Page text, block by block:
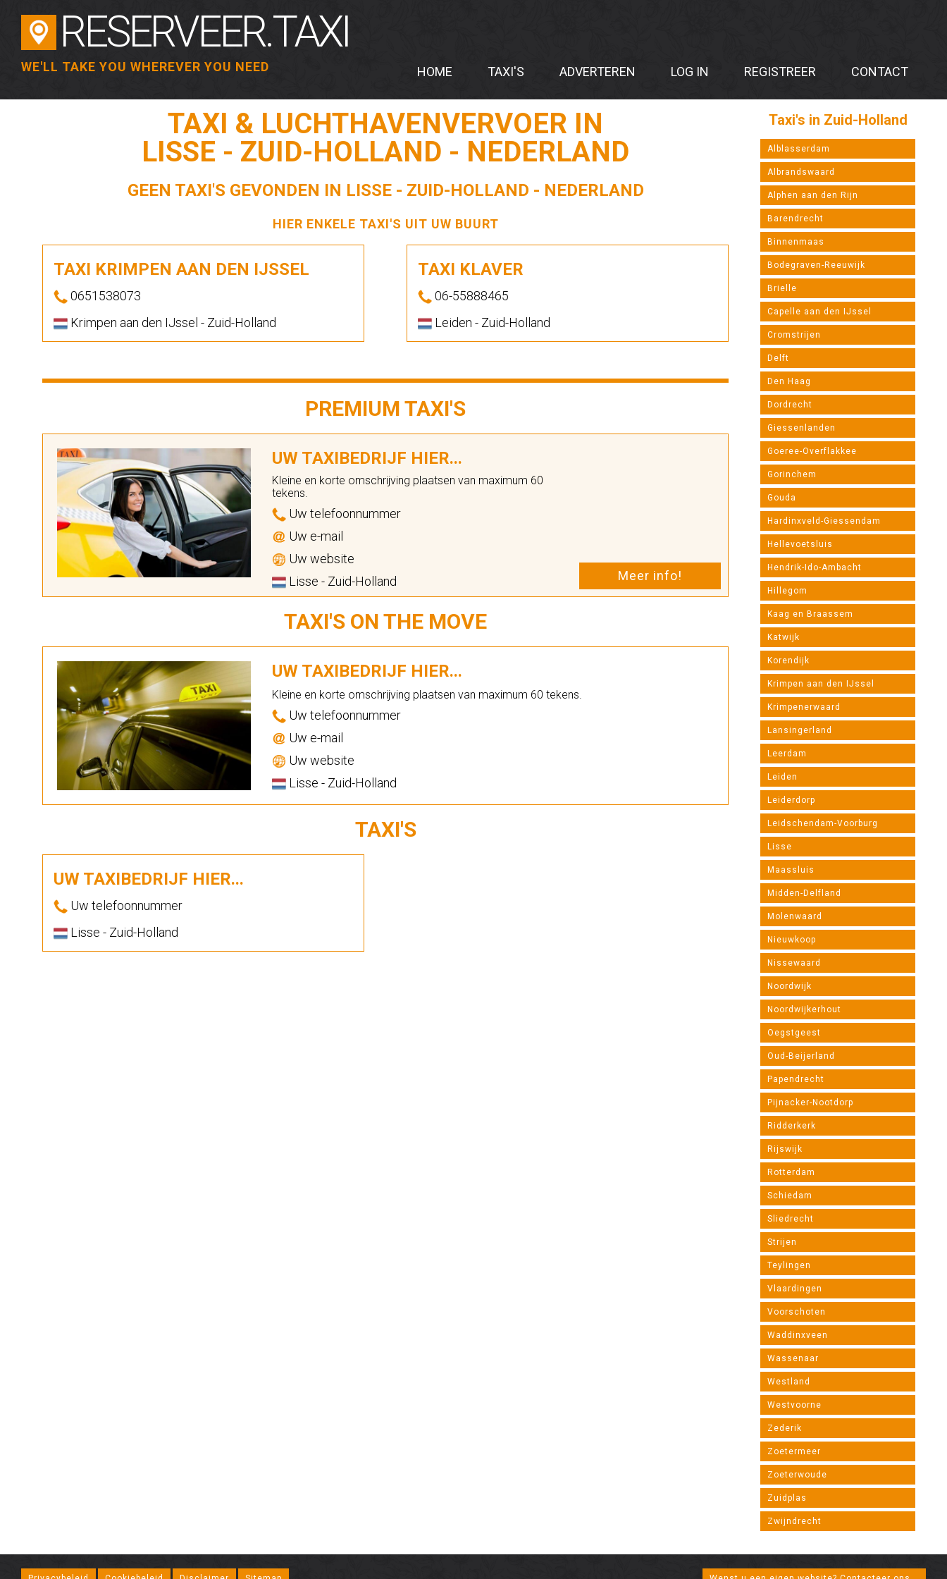
RESERVEER.TAXI
WE'LL TAKE YOU WHEREVER YOU NEED HOME TAXI'S ADVERTEREN LOG IN REGISTREER CONTACT
TAXI & LUCHTHAVENVERVOER IN
LISSE - ZUID-HOLLAND - NEDERLAND
GEEN TAXI'S GEVONDEN IN LISSE - ZUID-HOLLAND - NEDERLAND
HIER ENKELE TAXI'S UIT UW BUURT
TAXI KRIMPEN AAN DEN IJSSEL
0651538073
Krimpen aan den IJssel - Zuid-Holland
TAXI KLAVER
06-55888465
Leiden - Zuid-Holland
PREMIUM TAXI'S
UW TAXIBEDRIJF HIER...
Kleine en korte omschrijving plaatsen van maximum 60
tekens.
Uw telefoonnummer
Uw e-mail
Uw website
Lisse - Zuid-Holland
Meer info!
TAXI'S ON THE MOVE
UW TAXIBEDRIJF HIER...
Kleine en korte omschrijving plaatsen van maximum 60 tekens.
Uw telefoonnummer
Uw e-mail
Uw website
Lisse - Zuid-Holland
TAXI'S
UW TAXIBEDRIJF HIER...
Uw telefoonnummer
Lisse - Zuid-Holland
Taxi's in Zuid-Holland
Alblasserdam
Albrandswaard
Alphen aan den Rijn
Barendrecht
Binnenmaas
Bodegraven-Reeuwijk
Brielle
Capelle aan den IJssel
Cromstrijen
Delft
Den Haag
Dordrecht
Giessenlanden
Goeree-Overflakkee
Gorinchem
Gouda
Hardinxveld-Giessendam
Hellevoetsluis
Hendrik-Ido-Ambacht
Hillegom
Kaag en Braassem
Katwijk
Korendijk
Krimpen aan den IJssel
Krimpenerwaard
Lansingerland
Leerdam
Leiden
Leiderdorp
Leidschendam-Voorburg
Lisse
Maassluis
Midden-Delfland
Molenwaard
Nieuwkoop
Nissewaard
Noordwijk
Noordwijkerhout
Oegstgeest
Oud-Beijerland
Papendrecht
Pijnacker-Nootdorp
Ridderkerk
Rijswijk
Rotterdam
Schiedam
Sliedrecht
Strijen
Teylingen
Vlaardingen
Voorschoten
Waddinxveen
Wassenaar
Westland
Westvoorne
Zederik
Zoetermeer
Zoeterwoude
Zuidplas
Zwijndrecht